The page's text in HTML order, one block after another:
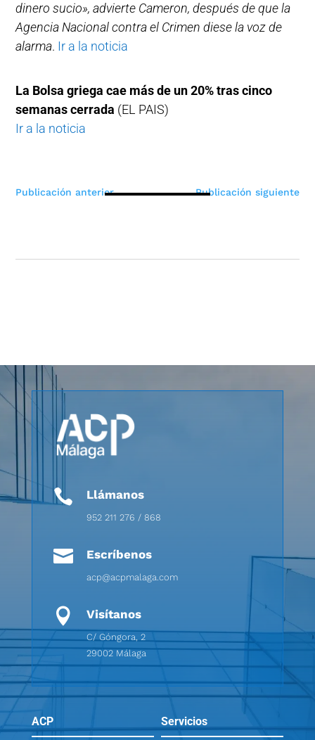
dinero sucio», advierte Cameron, después de que la
Agencia Nacional contra el Crimen diese la voz de
alarma. Ir a la noticia
La Bolsa griega cae más de un 20% tras cinco
semanas cerrada (EL PAIS)
Ir a la noticia
Navegación
Publicación anterior Publicación siguiente
 Llámanos
952 211 276 / 868
 Escríbenos
acp@acpmalaga.com
 Visítanos
C/ Góngora, 2
29002 Málaga
ACP Servicios